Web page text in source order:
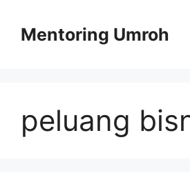
contentMentoring Umroh
peluang